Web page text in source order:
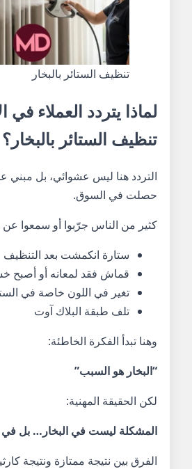
تنظيف الستائر بالبخار
لماذا يتردد العملاء في
تنظيف الستائر بالبخار؟
التردد هنا ليس عشوائي، بل مبني
حصلت في السوق.
كثير من الناس جرّبوا أو سمعوا
ستارة انكمشت بعد التنظيف
قماش فقد لمعانه أو أصبح
تغير في اللون خاصة في
تلف طبقة البلاك آوت
وهنا تبدأ الفكرة الخاطئة:
“البخار هو السبب”
لكن الحقيقة المهنية:
المشكلة ليست في البخار… بل
الفرق بين نتيجة ممتازة ونتيجة